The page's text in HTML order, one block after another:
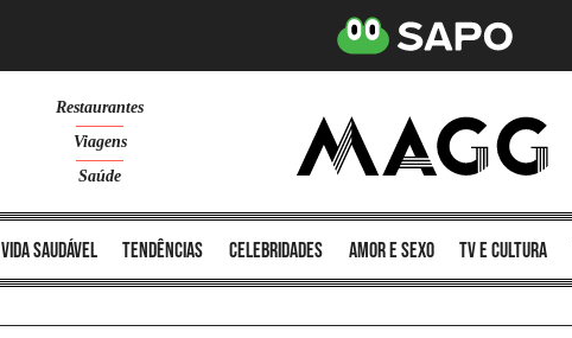
Restaurantes
Viagens
Saúde
vida saudável tendências celebridades amor e sexo TV e cultura